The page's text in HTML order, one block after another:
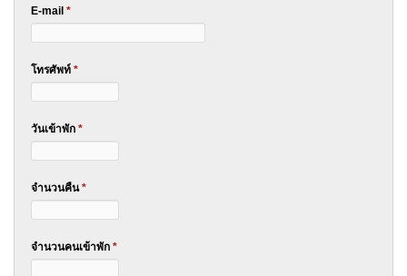
E-mail *
โทรศัพท์ *
วันเข้าพัก *
จำนวนคืน*
จำนวนคนเข้าพัก *